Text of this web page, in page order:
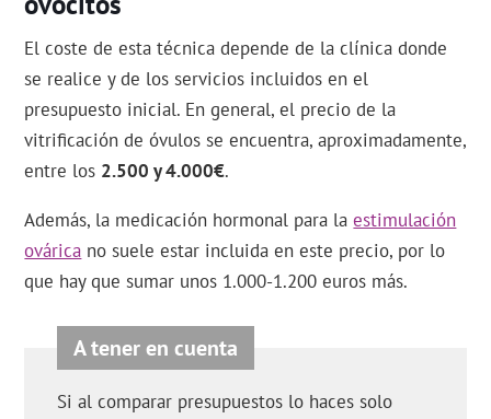
El coste de esta técnica depende de la clínica donde
se realice y de los servicios incluidos en el
presupuesto inicial. En general, el precio de la
vitrificación de óvulos se encuentra, aproximadamente,
entre los 2.500 y 4.000€.
Además, la medicación hormonal para laestimulación
ovárica no suele estar incluida en este precio, por lo
que hay que sumar unos 1.000-1.200 euros más.
Si al comparar presupuestos lo haces solo